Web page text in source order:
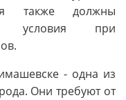
также должны
условия при
- одна из
Они требуют от